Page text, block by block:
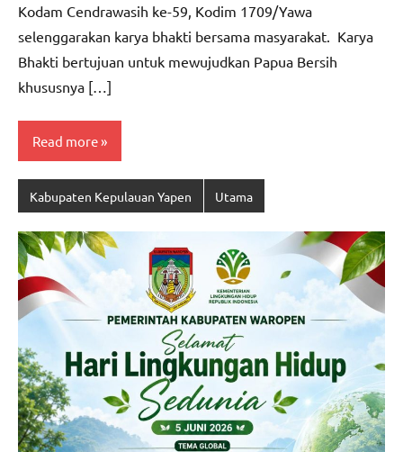
Kodam Cendrawasih ke-59, Kodim 1709/Yawa
selenggarakan karya bhakti bersama masyarakat. Karya
Bhakti bertujuan untuk mewujudkan Papua Bersih
khususnya […]
Read more
Kabupaten Kepulauan Yapen Utama